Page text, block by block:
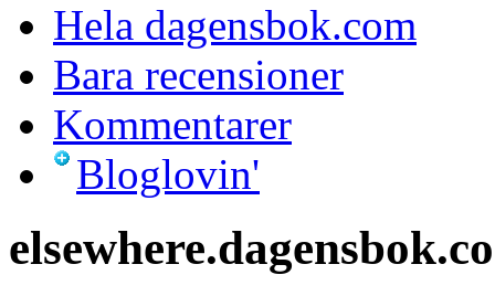
Hela dagensbok.com
Bara recensioner
Kommentarer
Bloglovin'